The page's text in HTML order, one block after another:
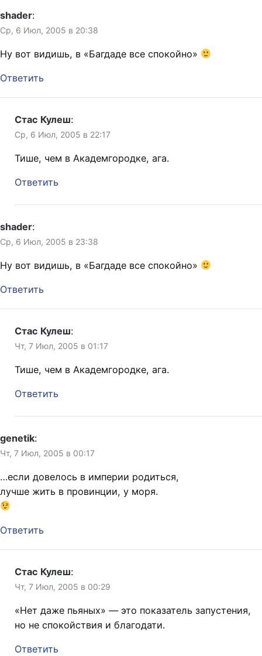
shader:
Ср, 6 Июл, 2005 в 20:38
Ну вот видишь, в «Багдаде все спокойно»
Ответить
Стас Кулеш:
Ср, 6 Июл, 2005 в 22:17
Тише, чем в Академгородке, ага.
Ответить
shader:
Ср, 6 Июл, 2005 в 23:38
Ну вот видишь, в «Багдаде все спокойно»
Ответить
Стас Кулеш:
Чт, 7 Июл, 2005 в 01:17
Тише, чем в Академгородке, ага.
Ответить
genetik:
Чт, 7 Июл, 2005 в 00:17
…если довелось в империи родиться,
лучше жить в провинции, у моря.
Ответить
Стас Кулеш:
Чт, 7 Июл, 2005 в 00:29
«Нет даже пьяных» — это показатель запустения,
но не спокойствия и благодати.
Ответить